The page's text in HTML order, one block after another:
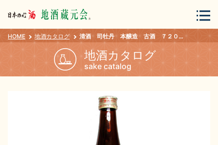
会員登録 ログイン
HOME 地酒カタログ 清酒 司牡丹 本醸造 古酒 ７２０ｍｌ
地酒カタログ
sake catalog